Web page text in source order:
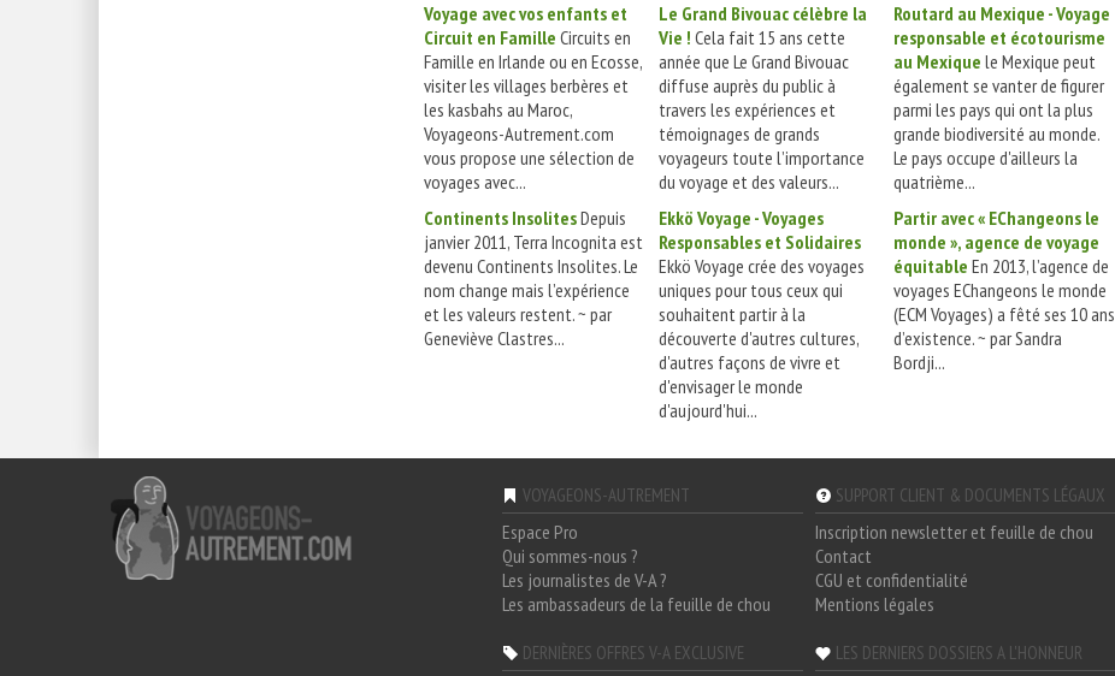
Voyage avec vos enfants et
Circuit en Famille Circuits en
Famille en Irlande ou en Ecosse,
visiter les villages berbères et
les kasbahs au Maroc,
Voyageons-Autrement.com
vous propose une sélection de
voyages avec...
Le Grand Bivouac célèbre la
Vie ! Cela fait 15 ans cette
année que Le Grand Bivouac
diffuse auprès du public à
travers les expériences et
témoignages de grands
voyageurs toute l’importance
du voyage et des valeurs...
Routard au Mexique - Voyage
responsable et écotourisme
au Mexique le Mexique peut
également se vanter de figurer
parmi les pays qui ont la plus
grande biodiversité au monde.
Le pays occupe d'ailleurs la
quatrième...
Continents InsolitesDepuis
janvier 2011, Terra Incognita est
devenu Continents Insolites. Le
nom change mais l’expérience
et les valeurs restent. ~ par
Geneviève Clastres...
Ekkö Voyage - Voyages
Responsables et Solidaires
Ekkö Voyage crée des voyages
uniques pour tous ceux qui
souhaitent partir à la
découverte d'autres cultures,
d'autres façons de vivre et
d'envisager le monde
d'aujourd'hui...
Partir avec « EChangeons le
monde », agence de voyage
équitable En 2013, l’agence de
voyages EChangeons le monde
(ECM Voyages) a fêté ses 10 ans
d’existence. ~ par Sandra
Bordji...
VOYAGEONS-AUTREMENT
Espace Pro
Qui sommes-nous ?
Les journalistes de V-A ?
Les ambassadeurs de la feuille de chou
SUPPORT CLIENT & DOCUMENTS LÉGAUX
Inscription newsletter et feuille de chou
Contact
CGU et confidentialité
Mentions légales
DERNIÈRES OFFRES V-A EXCLUSIVE LES DERNIERS DOSSIERS A L'HONNEUR